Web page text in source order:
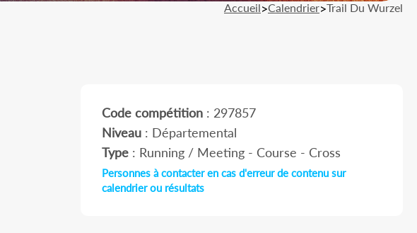
Accueil>Calendrier>Trail Du Wurzel
Code compétition: 297857
Niveau: Départemental
Type: Running / Meeting - Course - Cross
Personnes à contacter en cas d'erreur de contenu sur
calendrier ou résultats